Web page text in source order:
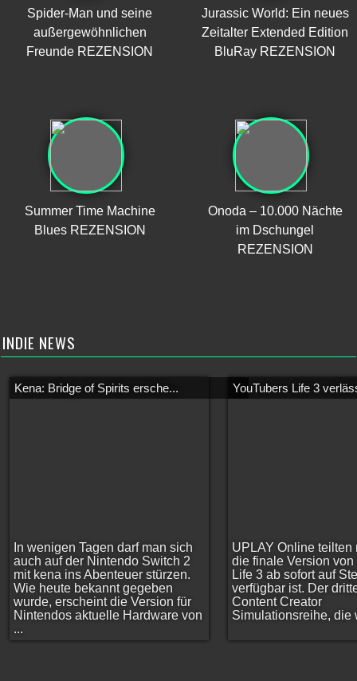
Spider-Man und seine
außergewöhnlichen
Freunde REZENSION
Jurassic World: Ein neues
Zeitalter Extended Edition
BluRay REZENSION
Summer Time Machine
Blues REZENSION
Onoda – 10.000 Nächte
im Dschungel
REZENSION
INDIE NEWS
Kena: Bridge of Spirits ersche...
In wenigen Tagen darf man sich
auch auf der Nintendo Switch 2
mit kena ins Abenteuer stürzen.
Wie heute bekannt gegeben
wurde, erscheint die Version für
Nintendos aktuelle Hardware von
...
YouTubers Life 3
UPLAY Online teilten
die finale Version von
Life 3 ab sofort auf
verfügbar ist. Der
Content Creator
Simulationsreihe, die